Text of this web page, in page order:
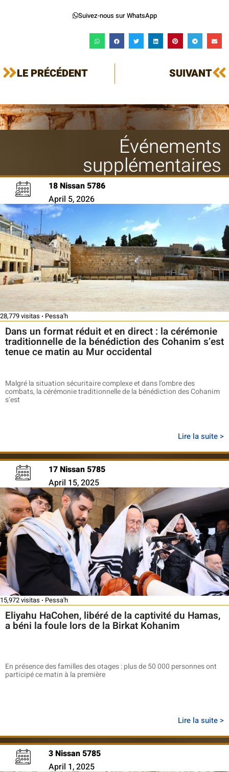
Suivez-nous sur WhatsApp
LE PRÉCÉDENT SUIVANT
Événements
supplémentaires
18 Nissan 5786
April 5, 2026
28,779 visitas Pessa'h
Dans un format réduit et en direct : la cérémonie
traditionnelle de la bénédiction des Cohanim s’est
tenue ce matin au Mur occidental
Malgré la situation sécuritaire complexe et dans l’ombre des
combats, la cérémonie traditionnelle de la bénédiction des Cohanim
s’est
Lire la suite >
17 Nissan 5785
April 15, 2025
15,972 visitas Pessa'h
Eliyahu HaCohen, libéré de la captivité du Hamas,
a béni la foule lors de la Birkat Kohanim
En présence des familles des otages : plus de 50 000 personnes ont
participé ce matin à la première
Lire la suite >
3 Nissan 5785
April 1, 2025